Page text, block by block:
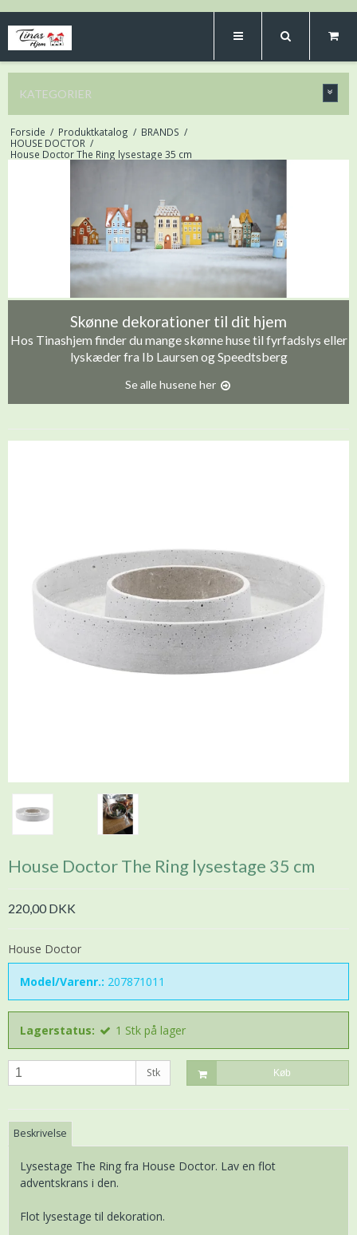
KATEGORIER
Forside / Produktkatalog / BRANDS /
HOUSE DOCTOR /
House Doctor The Ring lysestage 35 cm
Skønne dekorationer til dit hjem
Hos Tinashjem finder du mange skønne huse til fyrfadslys eller
lyskæder fra Ib Laursen og Speedtsberg
Se alle husene her
House Doctor The Ring lysestage 35 cm
220,00 DKK
House Doctor
Model/Varenr.: 207871011
Lagerstatus: 1 Stk på lager
Stk Køb
Beskrivelse
Lysestage The Ring fra House Doctor. Lav en flot
adventskrans i den.
Flot lysestage til dekoration.